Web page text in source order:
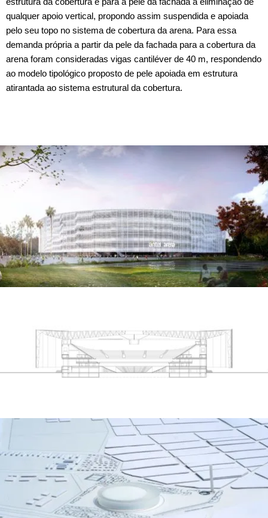
qualquer apoio vertical, propondo assim suspendida e apoiada
pelo seu topo no sistema de cobertura da arena. Para essa
demanda própria a partir da pele da fachada para a cobertura da
arena foram consideradas vigas cantiléver de 40 m, respondendo
ao modelo tipológico proposto de pele apoiada em estrutura
atirantada ao sistema estrutural da cobertura.